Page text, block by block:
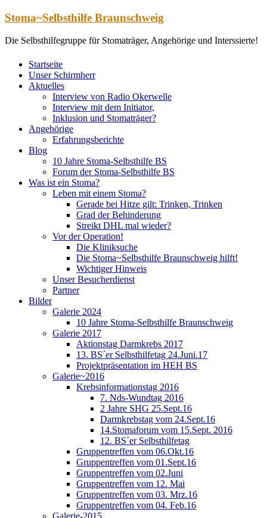
Zum
springen
Stoma~Selbsthilfe Braunschweig
Die Selbsthilfegruppe für Stomaträger, Angehörige und Interssierte!
Startseite
Unser Schirmherr
Aktuelles
Interview von Radio Okerwelle
Interview mit dem Initiator,
Inklusion und Stomaträger?
Angehörige
Erfahrungsberichte
Blog
10 Jahre Stoma-Selbsthilfe BS
Forum der Stoma-Selbsthilfe BS
Was ist ein Stoma?
Leben mit einem Stoma?
Gerade bei Hitze gilt: Trinken, Trinken
Grad der Behinderung
Streikt DHL mal wieder?
Vor der Operation!
Die Kliniksuche
Die Stoma~Selbsthilfe Braunschweig hilft!
Wichtiger Hinweis
Unser Besucherdienst
Partner
Bilder
Galerie 2024
10 Jahre Stoma-Selbsthilfe Braunschweig
Galerie 2017
Aktionstag Darmkrebs 2017
13. BS´er Selbsthilfetag 24.Juni.17
Projektpräsentation im HEH BS
Galerie~2016
Krebsinformationstag 2016
7. Nds-Wundtag 2016
2 Jahre SHG 25.Sept.16
Darmkrebstag vom 24.Sept.16
14.Stomaforum vom 15.Sept. 2016
12. BS´er Selbsthilfetag
Gruppentreffen vom 06.Okt.16
Gruppentreffen vom 01.Sept.16
Gruppentreffen vom 02.Juni
Gruppentreffen vom 12. Mai
Gruppentreffen vom 03. Mrz.16
Gruppentreffen vom 04. Feb.16
Galerie-2015